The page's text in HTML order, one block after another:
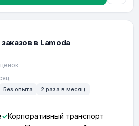
в Lamoda
Без опыта
2 раза в месяц
Корпоративный транспорт